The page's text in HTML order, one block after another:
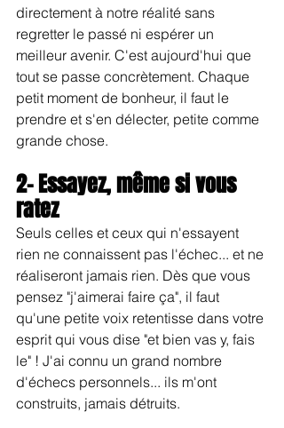
directement à notre réalité sans
regretter le passé ni espérer un
meilleur avenir. C'est aujourd'hui que
tout se passe concrètement. Chaque
petit moment de bonheur, il faut le
prendre et s'en délecter, petite comme
grande chose.
2- Essayez, même si vous
ratez
Seuls celles et ceux qui n'essayent
rien ne connaissent pas l'échec... et ne
réaliseront jamais rien. Dès que vous
pensez "j'aimerai faire ça", il faut
qu'une petite voix retentisse dans votre
esprit qui vous dise "et bien vas y, fais
le" ! J'ai connu un grand nombre
d'échecs personnels... ils m'ont
construits, jamais détruits.